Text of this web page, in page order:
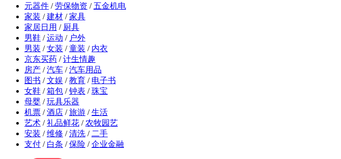
元器件 / 劳保物资 / 五金机电
家装 / 建材 / 家具
家居日用 / 厨具
男鞋 / 运动 / 户外
男装 / 女装 / 童装 / 内衣
京东买药 / 计生情趣
房产 / 汽车 / 汽车用品
图书 / 文娱 / 教育 / 电子书
女鞋 / 箱包 / 钟表 / 珠宝
母婴 / 玩具乐器
机票 / 酒店 / 旅游 / 生活
艺术 / 礼品鲜花 / 农牧园艺
安装 / 维修 / 清洗 / 二手
支付 / 白条 / 保险 / 企业金融